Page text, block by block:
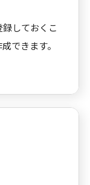
しておくこ
できます。